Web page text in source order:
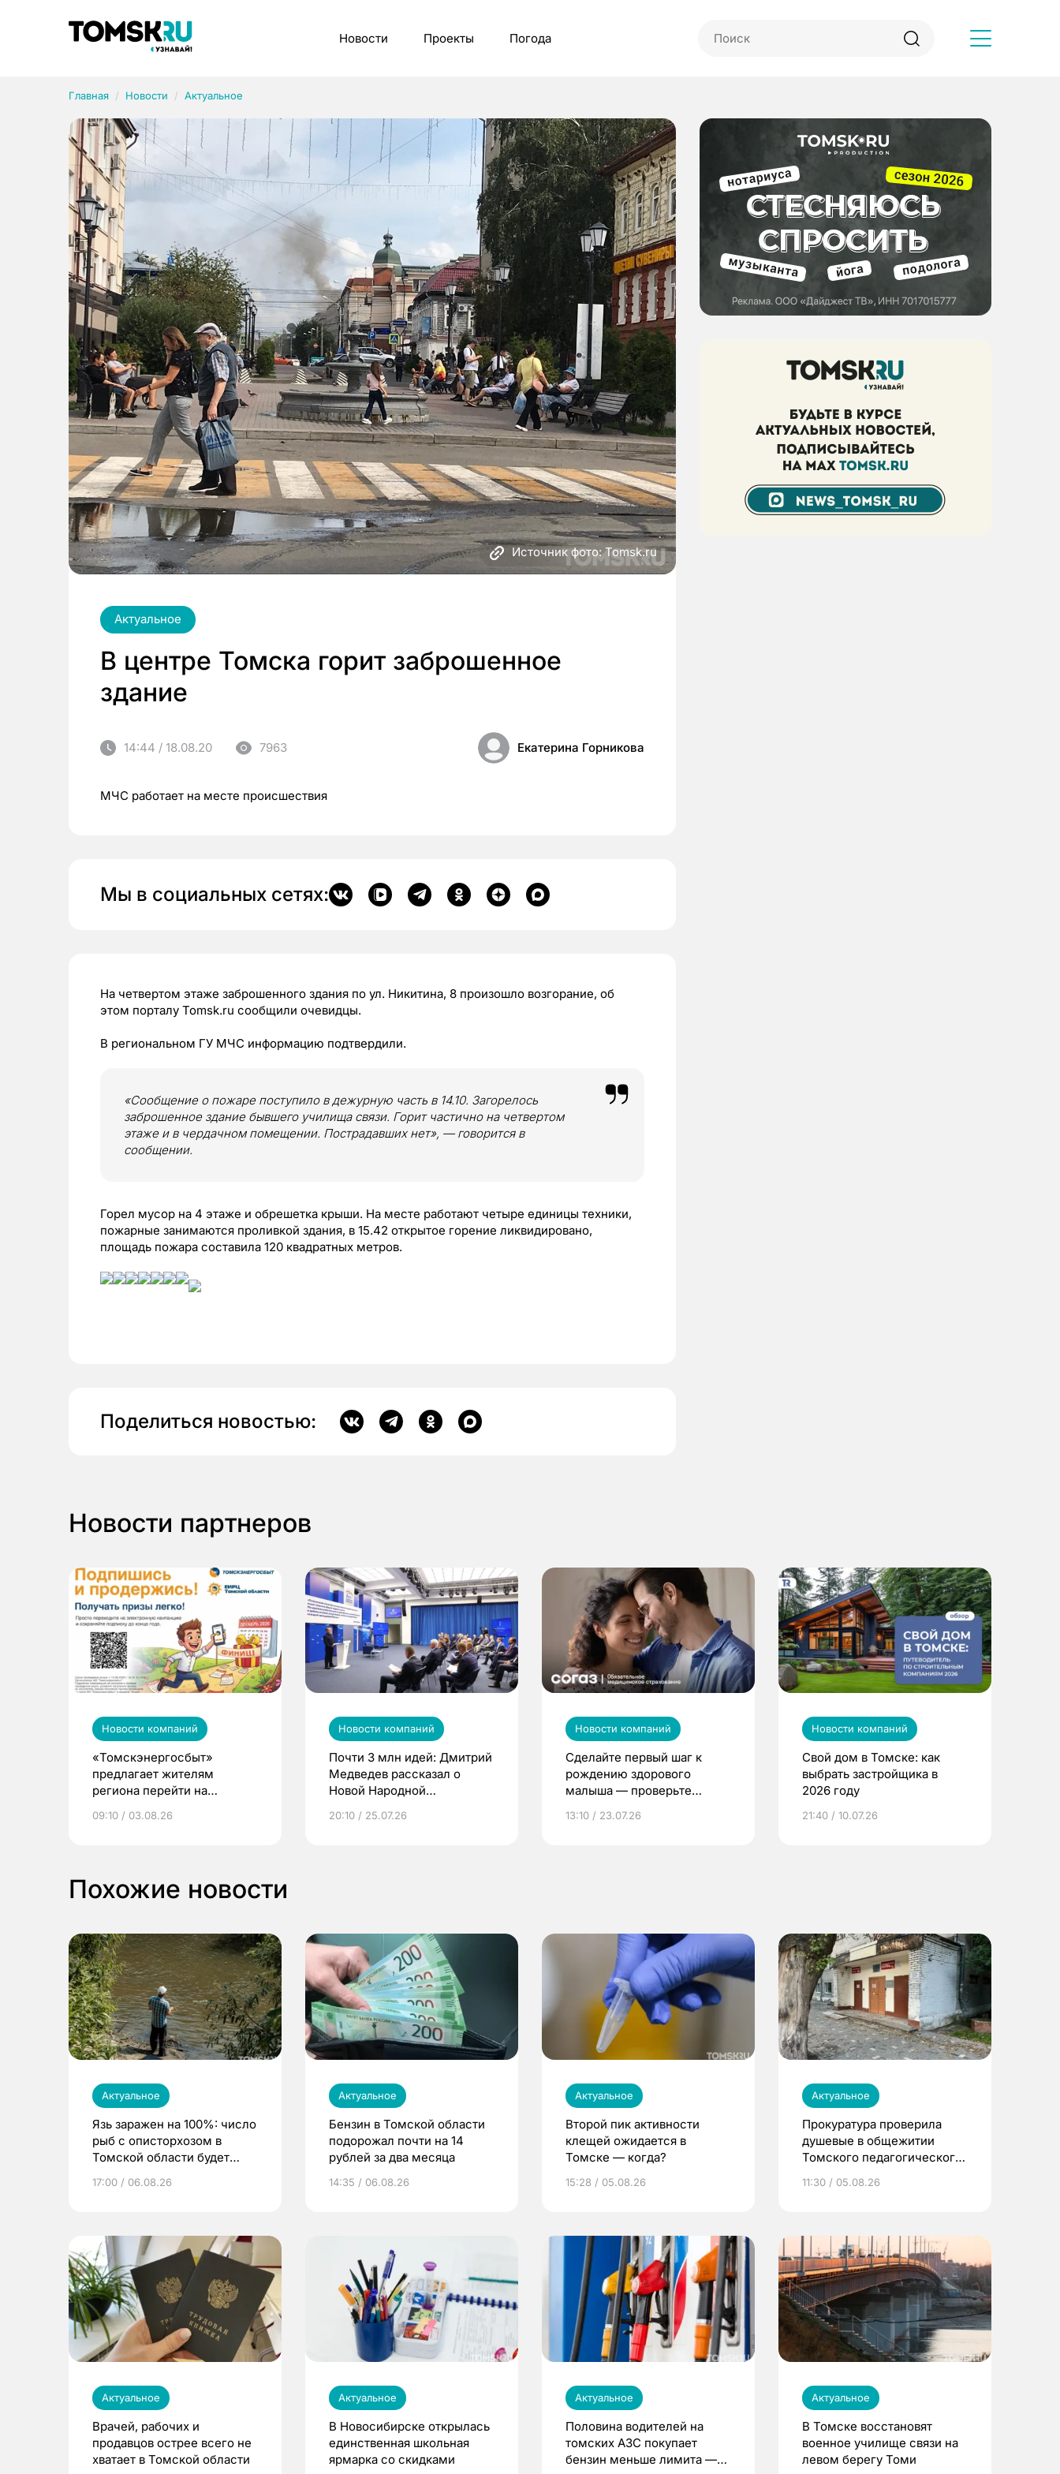
Новости Проекты Погода
Главная Новости Актуальное
Источник фото: Tomsk.ru
Актуальное
В центре Томска горит заброшенное
здание
14:44 / 18.08.20 7963 Екатерина Горникова
МЧС работает на месте происшествия
Мы в социальных сетях:
На четвертом этаже заброшенного здания по ул. Никитина, 8 произошло возгорание, об
этом порталу Tomsk.ru сообщили очевидцы.
В региональном ГУ МЧС информацию подтвердили.
«Сообщение о пожаре поступило в дежурную часть в 14.10. Загорелось
заброшенное здание бывшего училища связи. Горит частично на четвертом
этаже и в чердачном помещении. Пострадавших нет», — говорится в
сообщении.
Горел мусор на 4 этаже и обрешетка крыши. На месте работают четыре единицы техники,
пожарные занимаются проливкой здания, в 15.42 открытое горение ликвидировано,
площадь пожара составила 120 квадратных метров.
Поделиться новостью:
Новости партнеров
Новости компаний
«Томскэнергосбыт»
предлагает жителям
региона перейти на
выиграть призы
09:10 / 03.08.26
Новости компаний
Почти 3 млн идей: Дмитрий
Медведев рассказал о
Новой Народной
20:10 / 25.07.26
Новости компаний
Сделайте первый шаг к
рождению здорового
малыша — проверьте
по ОМС!
13:10 / 23.07.26
Новости компаний
Свой дом в Томске: как
выбрать застройщика в
2026 году
21:40 / 10.07.26
Похожие новости
Актуальное
Язь заражен на 100%: число
рыб с описторхозом в
Томской области будет
17:00 / 06.08.26
Актуальное
Бензин в Томской области
подорожал почти на 14
рублей за два месяца
14:35 / 06.08.26
Актуальное
Второй пик активности
клещей ожидается в
Томске — когда?
15:28 / 05.08.26
Актуальное
Прокуратура проверила
душевые в общежитии
Томского педагогического
11:30 / 05.08.26
Актуальное
Врачей, рабочих и
продавцов острее всего не
хватает в Томской области
Актуальное
В Новосибирске открылась
единственная школьная
ярмарка со скидками
Актуальное
Половина водителей на
томских АЗС покупает
бензин меньше лимита —
Актуальное
В Томске восстановят
военное училище связи на
левом берегу Томи
Рубрики